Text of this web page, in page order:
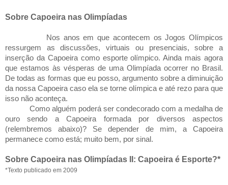
Sobre Capoeira nas Olimpíadas
Nos anos em que acontecem os Jogos Olímpicos
ressurgem as discussões, virtuais ou presenciais, sobre a
inserção da Capoeira como esporte olímpico. Ainda mais agora
que estamos às vésperas de uma Olimpíada ocorrer no Brasil.
De todas as formas que eu posso, argumento sobre a diminuição
da nossa Capoeira caso ela se torne olímpica e até rezo para que
isso não aconteça.
Como alguém poderá ser condecorado com a medalha de
ouro sendo a Capoeira formada por diversos aspectos
(relembremos abaixo)? Se depender de mim, a Capoeira
permanece como está; muito bem, por sinal.
Sobre Capoeira nas Olimpíadas II: Capoeira é Esporte?*
*Texto publicado em 2009